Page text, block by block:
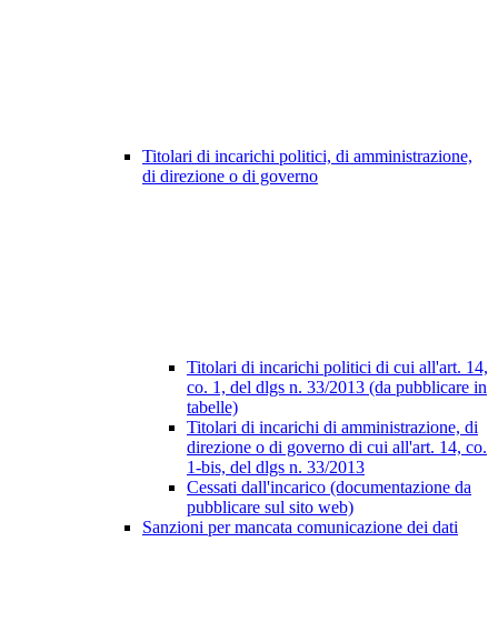
Titolari di incarichi politici, di amministrazione,
di direzione o di governo
Titolari di incarichi politici di cui all'art. 14,
co. 1, del dlgs n. 33/2013 (da pubblicare in
tabelle)
Titolari di incarichi di amministrazione, di
direzione o di governo di cui all'art. 14, co.
1-bis, del dlgs n. 33/2013
Cessati dall'incarico (documentazione da
pubblicare sul sito web)
Sanzioni per mancata comunicazione dei dati